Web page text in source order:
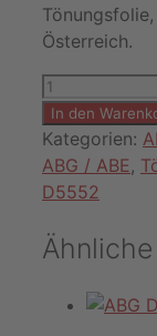
Österreich.
ABG
D5553
Menge
In den
Kategorien:
ABG / ABE ,
D5552